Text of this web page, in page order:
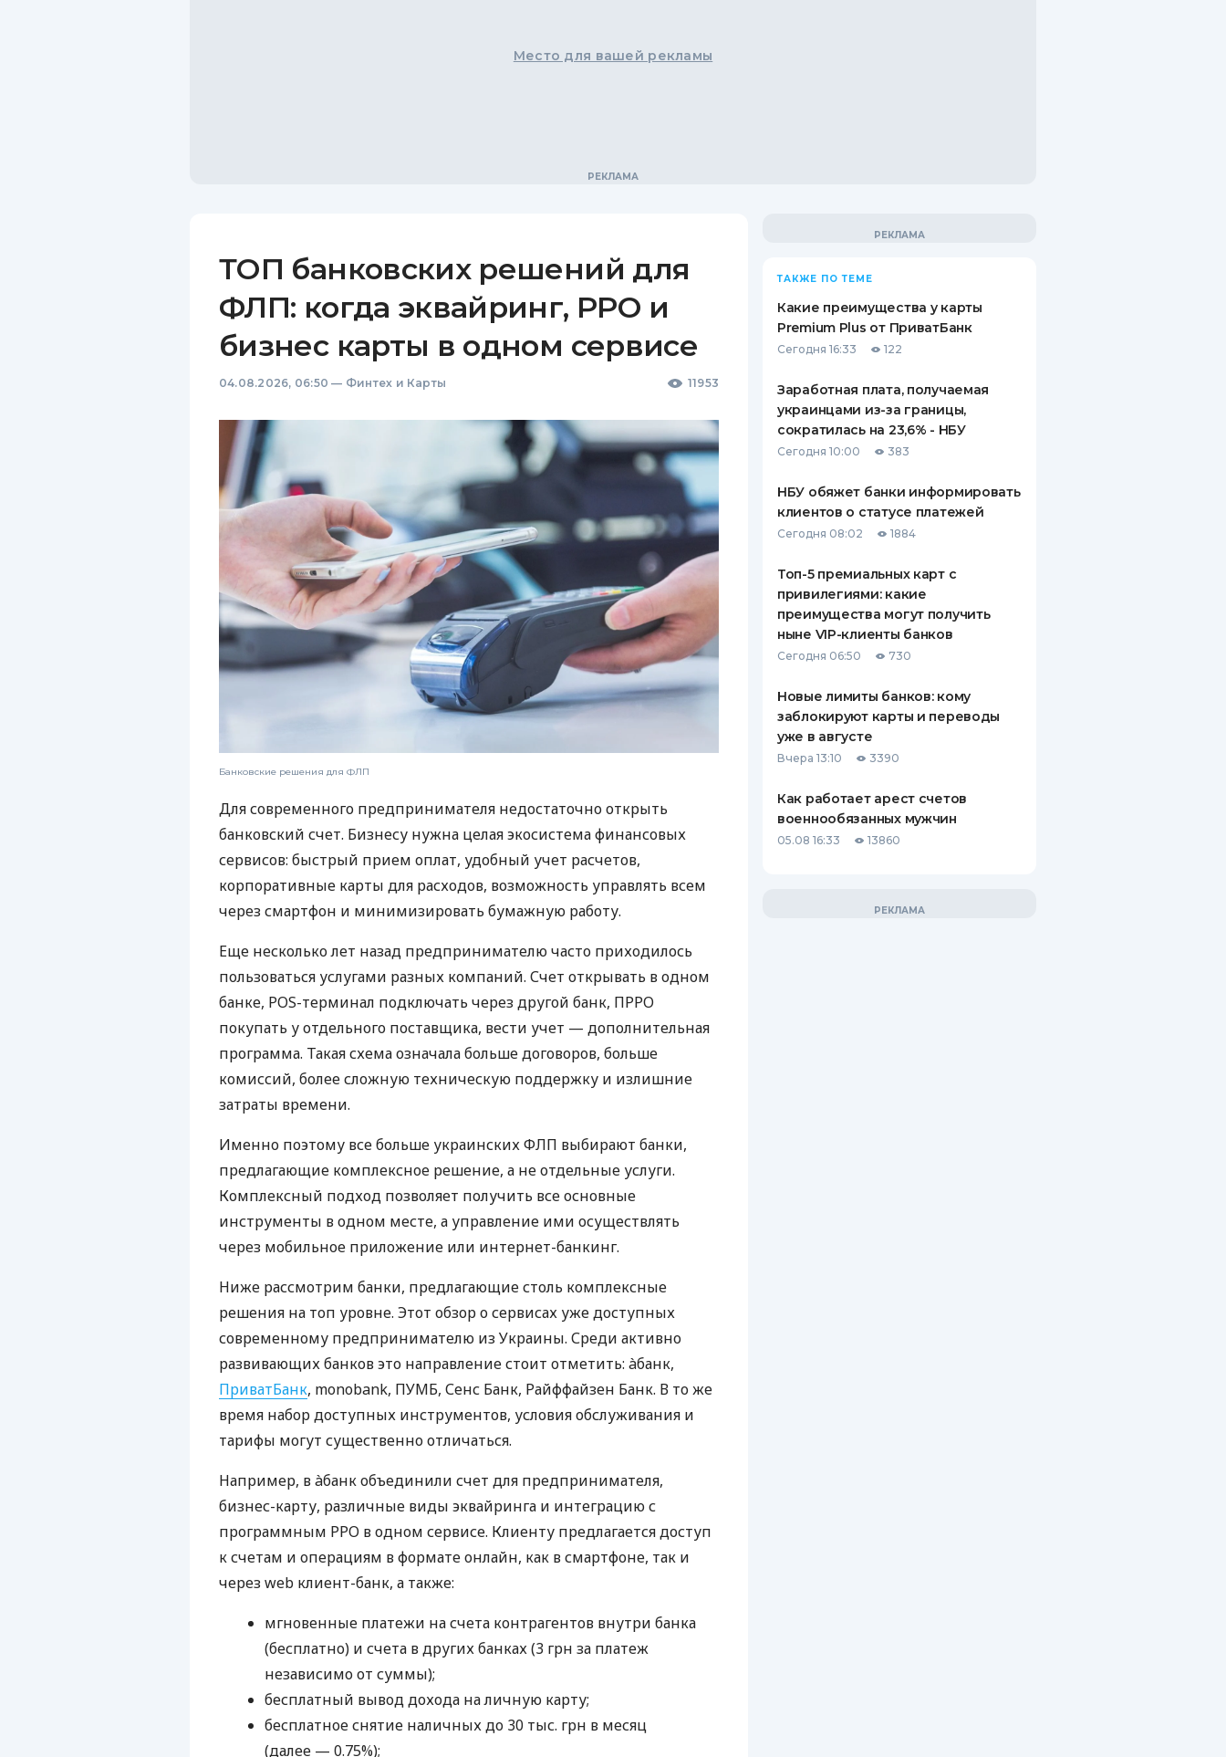
Место для вашей рекламы
ТОП банковских решений для
ФЛП: когда эквайринг, РРО и
бизнес карты в одном сервисе
04.08.2026, 06:50 — Финтех и Карты 11953
Банковские решения для ФЛП
Для современного предпринимателя недостаточно открыть
банковский счет. Бизнесу нужна целая экосистема финансовых
сервисов: быстрый прием оплат, удобный учет расчетов,
корпоративные карты для расходов, возможность управлять всем
через смартфон и минимизировать бумажную работу.
Еще несколько лет назад предпринимателю часто приходилось
пользоваться услугами разных компаний. Счет открывать в одном
банке, POS-терминал подключать через другой банк, ПРРО
покупать у отдельного поставщика, вести учет — дополнительная
программа. Такая схема означала больше договоров, больше
комиссий, более сложную техническую поддержку и излишние
затраты времени.
Именно поэтому все больше украинских ФЛП выбирают банки,
предлагающие комплексное решение, а не отдельные услуги.
Комплексный подход позволяет получить все основные
инструменты в одном месте, а управление ими осуществлять
через мобильное приложение или интернет-банкинг.
Ниже рассмотрим банки, предлагающие столь комплексные
решения на топ уровне. Этот обзор о сервисах уже доступных
современному предпринимателю из Украины. Среди активно
развивающих банков это направление стоит отметить: àбанк,
ПриватБанк, monobank, ПУМБ, Сенс Банк, Райффайзен Банк. В то же
время набор доступных инструментов, условия обслуживания и
тарифы могут существенно отличаться.
Например, в àбанк объединили счет для предпринимателя,
бизнес-карту, различные виды эквайринга и интеграцию с
программным РРО в одном сервисе. Клиенту предлагается доступ
к счетам и операциям в формате онлайн, как в смартфоне, так и
через web клиент-банк, а также:
мгновенные платежи на счета контрагентов внутри банка
(бесплатно) и счета в других банках (3 грн за платеж
независимо от суммы);
бесплатный вывод дохода на личную карту;
бесплатное снятие наличных до 30 тыс. грн в месяц
(далее — 0.75%);
ТАКЖЕ ПО ТЕМЕ
Какие преимущества у карты
Premium Plus от ПриватБанк
Сегодня 16:33 122
Заработная плата, получаемая
украинцами из-за границы,
сократилась на 23,6% - НБУ
Сегодня 10:00 383
НБУ обяжет банки информировать
клиентов о статусе платежей
Сегодня 08:02 1884
Топ-5 премиальных карт с
привилегиями: какие
преимущества могут получить
ныне VIP-клиенты банков
Сегодня 06:50 730
Новые лимиты банков: кому
заблокируют карты и переводы
уже в августе
Вчера 13:10 3390
Как работает арест счетов
военнообязанных мужчин
05.08 16:33 13860